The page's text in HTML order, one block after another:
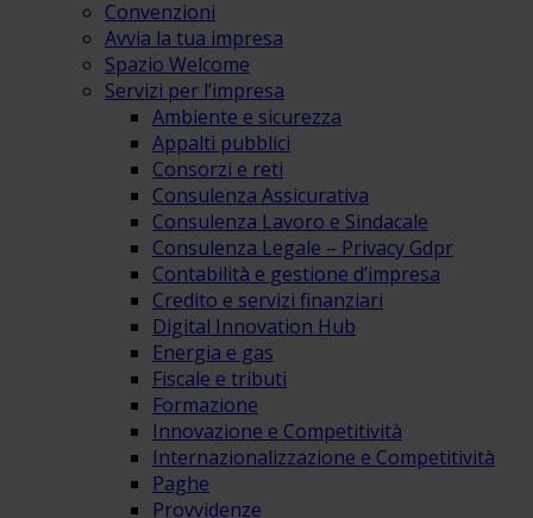
Convenzioni
Avvia la tua impresa
Spazio Welcome
Servizi per l’impresa
Ambiente e sicurezza
Appalti pubblici
Consorzi e reti
Consulenza Assicurativa
Consulenza Lavoro e Sindacale
Consulenza Legale – Privacy Gdpr
Contabilità e gestione d’impresa
Credito e servizi finanziari
Digital Innovation Hub
Energia e gas
Fiscale e tributi
Formazione
Innovazione e Competitività
Internazionalizzazione e Competitività
Paghe
Provvidenze